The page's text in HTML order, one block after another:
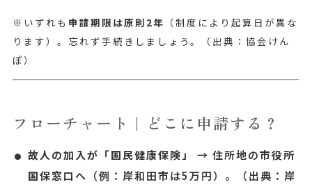
※いずれも 申請期限は原則2年 （制度により起算日が異な
ります）。忘れず手続きしましょう。
（出典：協会けん
ぽ）
フローチャート｜どこに申請する？
故人の加入が「国民健康保険」 → 住所地の市役所
国保窓口へ（例：岸和田市は5万円）。
（出典：岸